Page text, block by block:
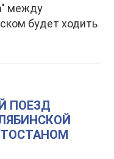
между
будет ходить
ПОЕЗД